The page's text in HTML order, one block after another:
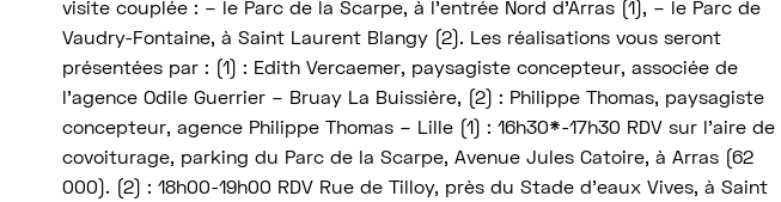
Ressources
visite couplée : – le Parc de la Scarpe, à l’entrée Nord d’Arras (1), – le Parc de
Vaudry-Fontaine, à Saint Laurent Blangy (2). Les réalisations vous seront
présentées par : (1) : Edith Vercaemer, paysagiste concepteur, associée de
l’agence Odile Guerrier – Bruay La Buissière, (2) : Philippe Thomas, paysagiste
concepteur, agence Philippe Thomas – Lille (1) : 16h30*-17h30 RDV sur l’aire de
covoiturage, parking du Parc de la Scarpe, Avenue Jules Catoire, à Arras (62
000). (2) : 18h00-19h00 RDV Rue de Tilloy, près du Stade d’eaux Vives, à Saint